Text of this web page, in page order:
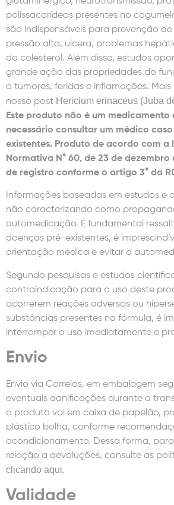
polissacarídeos presentes no
são indispensáveis para prevenção
pressão alta, ulcera, problemas
do colesterol. Além disso, estudos
grande ação das propriedades do
a tumores, feridas e inflamações.
nosso post Hericium erinaceus (Juba
Este produto não é um medicamento
necessário consultar um médico
existentes. Produto de acordo com a
Normativa N° 60, de 23 de dezembro
de registro conforme o artigo 3° da
Informações baseadas em estudos e
não caracterizando como
automedicação. É fundamental
doenças pré-existentes, é
orientação médica e evitar a
Segundo pesquisas e estudos
contraindicação para o uso deste
ocorrerem reações adversas ou
substâncias presentes na fórmula, é
interromper o uso imediatamente e
Envio
Envio via Correios, em embalagem
eventuais danificações durante o
o produto vai em caixa de papelão,
plástico bolha, conforme
acondicionamento. Dessa forma,
relação a devoluções, consulte as
clicando aqui.
Validade